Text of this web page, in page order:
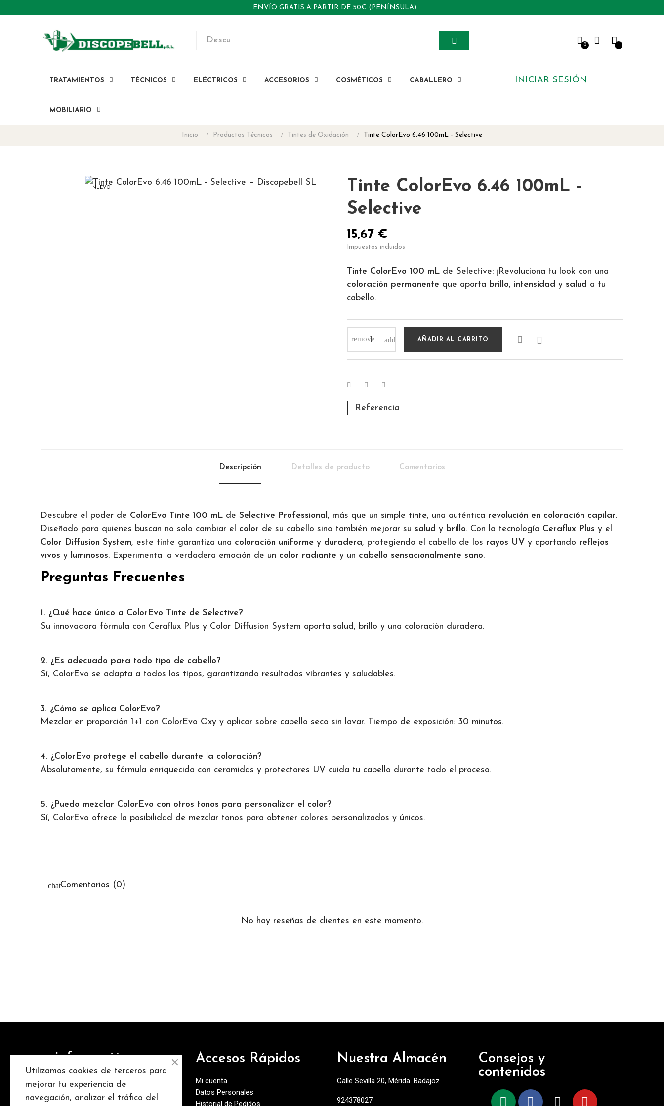
ENVÍO GRATIS A PARTIR DE 50€ (PENÍNSULA)
0
TRATAMIENTOS TÉCNICOS ELÉCTRICOS ACCESORIOS COSMÉTICOS CABALLERO
MOBILIARIO
INICIAR SESIÓN
Inicio Productos Técnicos Tintes de Oxidación Tinte ColorEvo 6.46 100mL - Selective
NUEVO
Tinte ColorEvo 6.46 100mL -
Selective
15,67 €
Impuestos incluidos
Tinte ColorEvo 100 mL de Selective: ¡Revoluciona tu look con una
coloración permanente que aporta brillo, intensidad y salud a tu
cabello.
AÑADIR AL CARRITO 
Referencia
Descripción Detalles de producto Comentarios
Descubre el poder de ColorEvo Tinte 100 mL de Selective Professional, más que un simple tinte, una auténtica revolución en coloración capilar.
Diseñado para quienes buscan no solo cambiar el color de su cabello sino también mejorar su salud y brillo. Con la tecnología Ceraflux Plus y el
Color Diffusion System, este tinte garantiza una coloración uniforme y duradera, protegiendo el cabello de los rayos UV y aportando reflejos
vivos y luminosos. Experimenta la verdadera emoción de un color radiante y un cabello sensacionalmente sano.
Preguntas Frecuentes
1. ¿Qué hace único a ColorEvo Tinte de Selective?
Su innovadora fórmula con Ceraflux Plus y Color Diffusion System aporta salud, brillo y una coloración duradera.
2. ¿Es adecuado para todo tipo de cabello?
Sí, ColorEvo se adapta a todos los tipos, garantizando resultados vibrantes y saludables.
3. ¿Cómo se aplica ColorEvo?
Mezclar en proporción 1+1 con ColorEvo Oxy y aplicar sobre cabello seco sin lavar. Tiempo de exposición: 30 minutos.
4. ¿ColorEvo protege el cabello durante la coloración?
Absolutamente, su fórmula enriquecida con ceramidas y protectores UV cuida tu cabello durante todo el proceso.
5. ¿Puedo mezclar ColorEvo con otros tonos para personalizar el color?
Sí, ColorEvo ofrece la posibilidad de mezclar tonos para obtener colores personalizados y únicos.
Comentarios (0)
No hay reseñas de clientes en este momento.
Información
Conoce nuestra empresa
Conctacta con nosotros
Accesos Rápidos
Mi cuenta
Datos Personales
Historial de Pedidos
Nuestra Almacén
Calle Sevilla 20, Mérida. Badajoz
924378027
Consejos y
contenidos
Utilizamos cookies de terceros para
mejorar tu experiencia de
navegación, analizar el tráfico del